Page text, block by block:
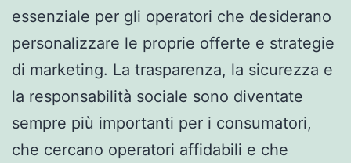
essenziale per gli operatori che desiderano
personalizzare le proprie offerte e strategie
di marketing. La trasparenza, la sicurezza e
la responsabilità sociale sono diventate
sempre più importanti per i consumatori,
che cercano operatori affidabili e che